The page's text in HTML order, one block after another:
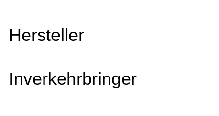
Hersteller
Inverkehrbringer